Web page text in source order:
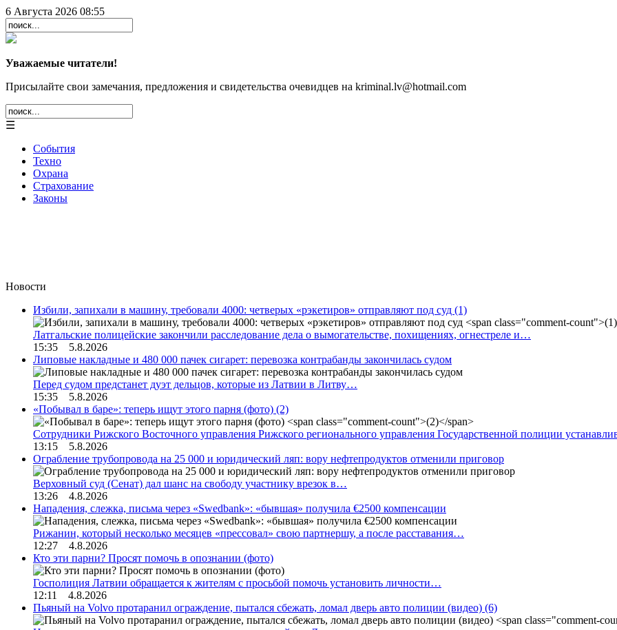
6 Августа 2026 08:55
Уважаемые читатели!
Присылайте свои замечания, предложения и свидетельства очевидцев на kriminal.lv@hotmail.com
☰
События
Техно
Охрана
Страхование
Законы
Новости
Избили, запихали в машину, требовали 4000: четверых «рэкетиров» отправляют под суд (1)
Латгальские полицейские закончили расследование дела о вымогательстве, похищениях, огнестреле и…
15:35 5.8.2026
Липовые накладные и 480 000 пачек сигарет: перевозка контрабанды закончилась судом
Перед судом предстанет дуэт дельцов, которые из Латвии в Литву…
15:35 5.8.2026
«Побывал в баре»: теперь ищут этого парня (фото) (2)
Сотрудники Рижского Восточного управления Рижского регионального управления Государственной полиции
13:15 5.8.2026
Ограбление трубопровода на 25 000 и юридический ляп: вору нефтепродуктов отменили приговор
Верховный суд (Сенат) дал шанс на свободу участнику врезок в…
13:26 4.8.2026
Нападения, слежка, письма через «Swedbank»: «бывшая» получила €2500 компенсации
Рижанин, который несколько месяцев «прессовал» свою партнершу, а после расставания…
12:27 4.8.2026
Кто эти парни? Просят помочь в опознании (фото)
Госполиция Латвии обращается к жителям с просьбой помочь установить личности…
12:11 4.8.2026
Пьяный на Volvo протаранил ограждение, пытался сбежать, ломал дверь авто полиции (видео) (6)